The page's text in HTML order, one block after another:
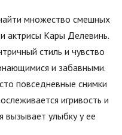
множество смешных
актрисы Кары Делевинь.
стиль и чувство
и забавными.
повседневные снимки
игривость и
вызывает улыбку у ее